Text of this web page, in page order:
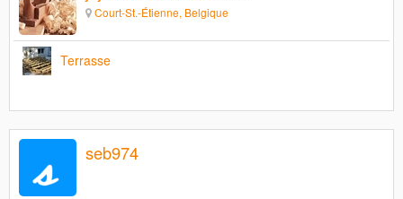
Court-St.-Étienne, Belgique
Terrasse
seb974